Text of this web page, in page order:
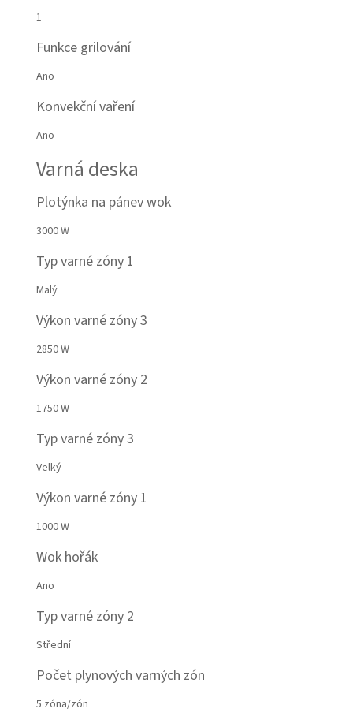
1
Funkce grilování
Ano
Konvekční vaření
Ano
Varná deska
Plotýnka na pánev wok
3000 W
Typ varné zóny 1
Malý
Výkon varné zóny 3
2850 W
Výkon varné zóny 2
1750 W
Typ varné zóny 3
Velký
Výkon varné zóny 1
1000 W
Wok hořák
Ano
Typ varné zóny 2
Střední
Počet plynových varných zón
5 zóna/zón